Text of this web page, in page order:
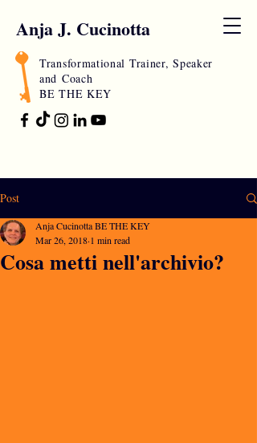
Anja J. Cucinotta
Transformational Trainer, Speaker
and Coach
BE THE KEY
Post
Cosa metti nell'archivio?
Anja Cucinotta BE THE KEY
Mar 26, 2018 1 min read